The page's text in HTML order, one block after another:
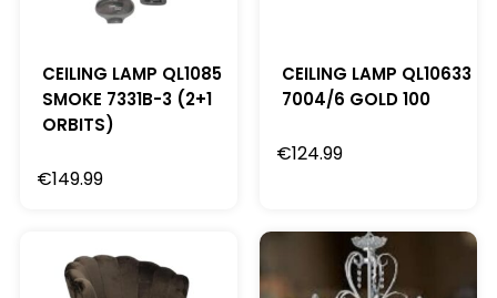
CEILING LAMP QL1085
SMOKE 7331B-3 (2+1
ORBITS)
€149.99
CEILING LAMP QL10633
7004/6 GOLD 100
€124.99